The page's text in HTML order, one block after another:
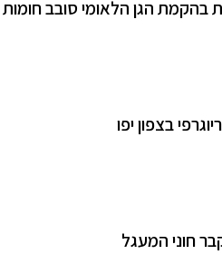
הגן הלאומי סובב חומות ירושלים,
בצפון יפו
חוני המעגל